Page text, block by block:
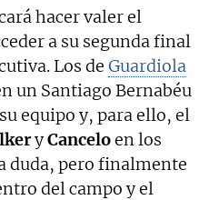
hacer valer el
a su segunda final
Los de Guardiola
un Santiago Bernabéu
equipo y, para ello, el
yCanceloen los
duda, pero finalmente
del campo y el